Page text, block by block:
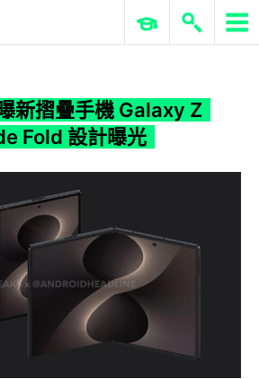
ERP 與商業 AI
新摺疊手機 Galaxy Z
Fold 設計曝光